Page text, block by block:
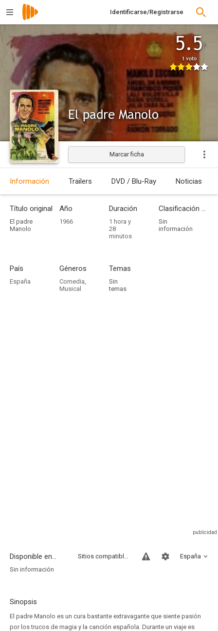
Identificarse/Registrarse
5.5
1 voto
El padre Manolo
Marcar ficha
Información Trailers DVD / Blu-Ray Noticias
Título original
El padre
Manolo
Año
1966
Duración
1 hora y
28
minutos
Clasificación por edades
Sin
información
País
España
Géneros
Comedia,
Musical
Temas
Sin
temas
Disponible en... España
Sitios compatibles
Sin información
Sinopsis
El padre Manolo es un cura bastante extravagante que siente pasión
por los trucos de magia y la canción española. Durante un viaje es